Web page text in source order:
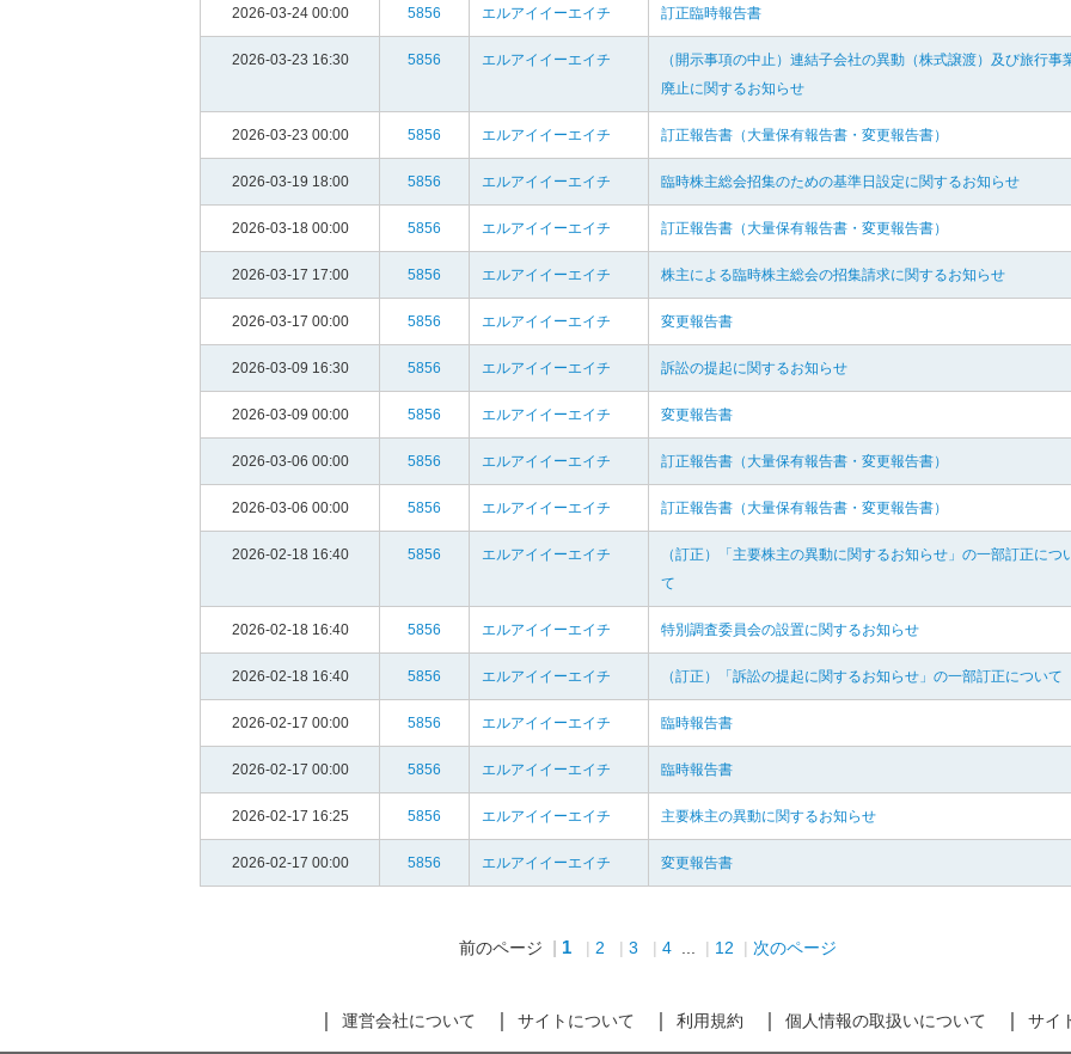
2026-03-24 00:00 5856 エルアイイーエイチ 訂正臨時報告書
2026-03-23 16:30 5856 エルアイイーエイチ
（開示事項の中止）連結子会社の異動（株式譲渡）及び旅行事
廃止に関するお知らせ
2026-03-23 00:00 5856 エルアイイーエイチ 訂正報告書（大量保有報告書・変更報告書）
2026-03-19 18:00 5856 エルアイイーエイチ 臨時株主総会招集のための基準日設定に関するお知らせ
2026-03-18 00:00 5856 エルアイイーエイチ 訂正報告書（大量保有報告書・変更報告書）
2026-03-17 17:00 5856 エルアイイーエイチ 株主による臨時株主総会の招集請求に関するお知らせ
2026-03-17 00:00 5856 エルアイイーエイチ 変更報告書
2026-03-09 16:30 5856 エルアイイーエイチ 訴訟の提起に関するお知らせ
2026-03-09 00:00 5856 エルアイイーエイチ 変更報告書
2026-03-06 00:00 5856 エルアイイーエイチ 訂正報告書（大量保有報告書・変更報告書）
2026-03-06 00:00 5856 エルアイイーエイチ 訂正報告書（大量保有報告書・変更報告書）
2026-02-18 16:40 5856 エルアイイーエイチ
（訂正）「主要株主の異動に関するお知らせ」の一部訂正につ
て
2026-02-18 16:40 5856 エルアイイーエイチ 特別調査委員会の設置に関するお知らせ
2026-02-18 16:40 5856 エルアイイーエイチ （訂正）「訴訟の提起に関するお知らせ」の一部訂正について
2026-02-17 00:00 5856 エルアイイーエイチ 臨時報告書
2026-02-17 00:00 5856 エルアイイーエイチ 臨時報告書
2026-02-17 16:25 5856 エルアイイーエイチ 主要株主の異動に関するお知らせ
2026-02-17 00:00 5856 エルアイイーエイチ 変更報告書
前のページ 1 2 3 4 12 次のページ
運営会社について サイトについて 利用規約 個人情報の取扱いについて サイ